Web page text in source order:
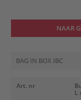
NAAR
BAG IN BOX IBC
Art. nr
L